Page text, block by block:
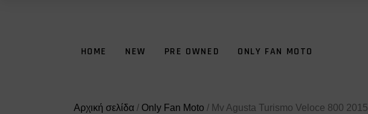
HOME NEW PRE OWNED ONLY FAN MOTO
Αρχική σελίδα / Only Fan Moto / Mv Agusta Turismo Veloce 800 2015